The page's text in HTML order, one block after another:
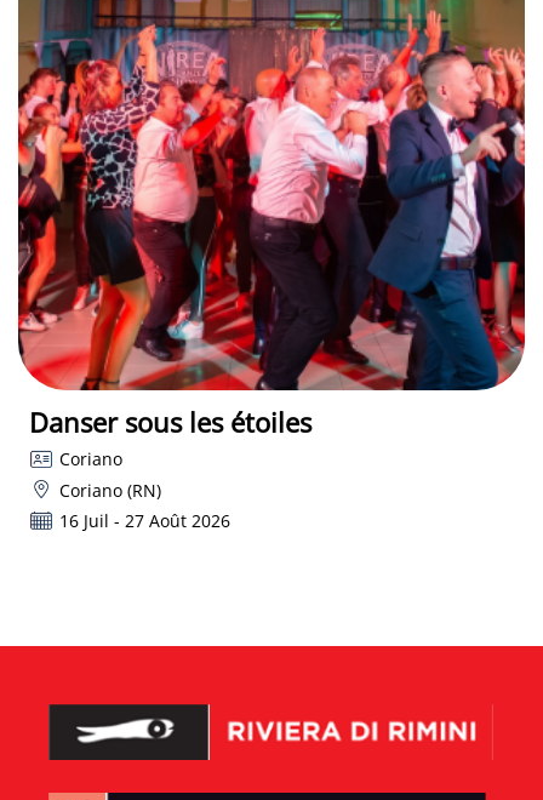
Danser sous les étoiles
Coriano
Coriano (RN)
16 Juil - 27 Août 2026